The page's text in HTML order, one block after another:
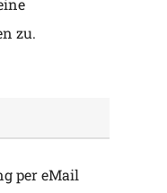
zu.
per eMail